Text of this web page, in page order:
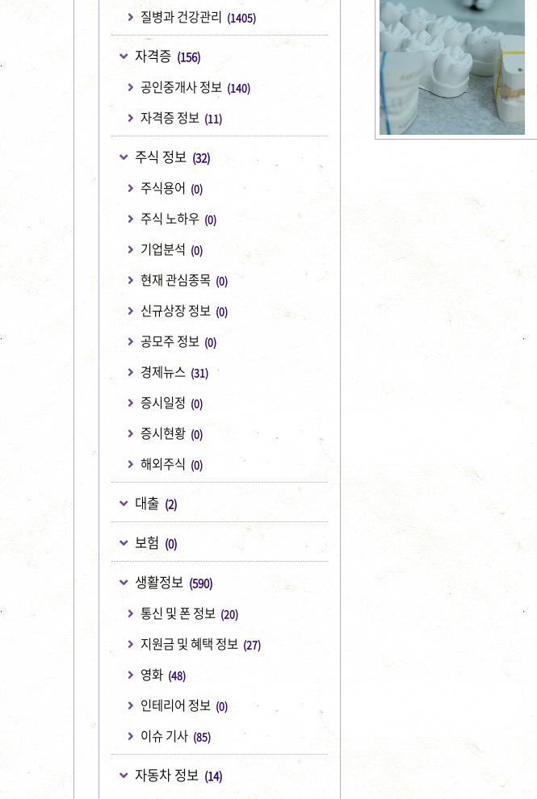
질병과 건강관리 (1405)
자격증 (156)
공인중개사 정보 (140)
자격증 정보 (11)
주식 정보 (32)
주식용어 (0)
주식 노하우 (0)
기업분석 (0)
현재 관심종목 (0)
신규상장 정보 (0)
공모주 정보 (0)
경제뉴스 (31)
증시일정 (0)
증시현황 (0)
해외주식 (0)
대출 (2)
보험 (0)
생활정보 (590)
통신 및 폰 정보 (20)
지원금 및 혜택 정보 (27)
영화 (48)
인테리어 정보 (0)
이슈 기사 (85)
자동차 정보 (14)